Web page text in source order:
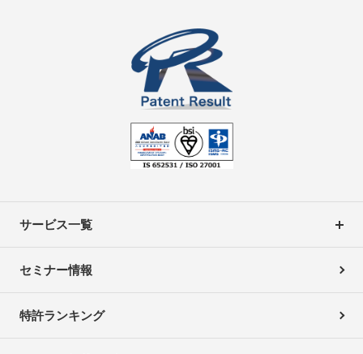
サービス一覧
セミナー情報
特許ランキング